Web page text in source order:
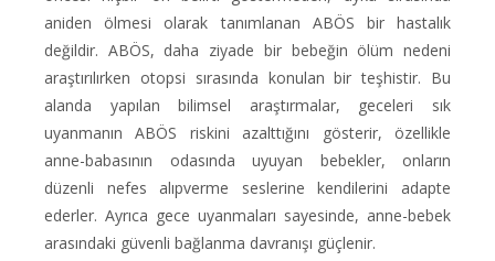
aniden ölmesi olarak tanımlanan ABÖS bir hastalık
değildir. ABÖS, daha ziyade bir bebeğin ölüm nedeni
araştırılırken otopsi sırasında konulan bir teşhistir. Bu
alanda yapılan bilimsel araştırmalar, geceleri sık
uyanmanın ABÖS riskini azalttığını gösterir, özellikle
anne-babasının odasında uyuyan bebekler, onların
düzenli nefes alıpverme seslerine kendilerini adapte
ederler. Ayrıca gece uyanmaları sayesinde, anne-bebek
arasındaki güvenli bağlanma davranışı güçlenir.